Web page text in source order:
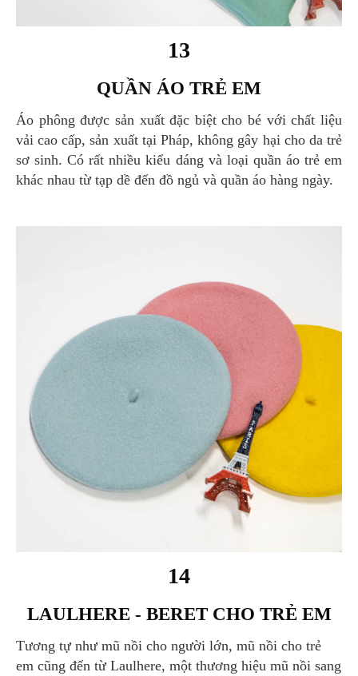
13
QUẦN ÁO TRẺ EM
Áo phông được sản xuất đặc biệt cho bé với chất liệu
vải cao cấp, sản xuất tại Pháp, không gây hại cho da trẻ
sơ sinh. Có rất nhiều kiểu dáng và loại quần áo trẻ em
khác nhau từ tạp dề đến đồ ngủ và quần áo hàng ngày.
14
LAULHERE - BERET CHO TRẺ EM
Tương tự như mũ nồi cho người lớn, mũ nồi cho trẻ
em cũng đến từ Laulhere, một thương hiệu mũ nồi sang